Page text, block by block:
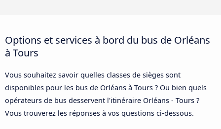
Options et services à bord du bus de Orléans
à Tours
Vous souhaitez savoir quelles classes de sièges sont
disponibles pour les bus de Orléans à Tours ? Ou bien quels
opérateurs de bus desservent l'itinéraire Orléans - Tours ?
Vous trouverez les réponses à vos questions ci-dessous.